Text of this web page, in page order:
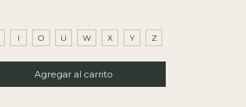
I O U W X Y Z